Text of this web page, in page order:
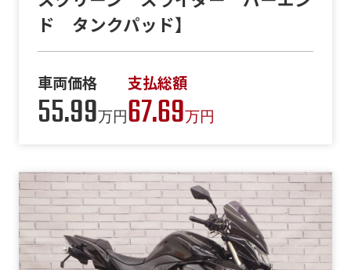
ド タンクパッド】
車両価格
55.99万円
支払総額
67.69万円